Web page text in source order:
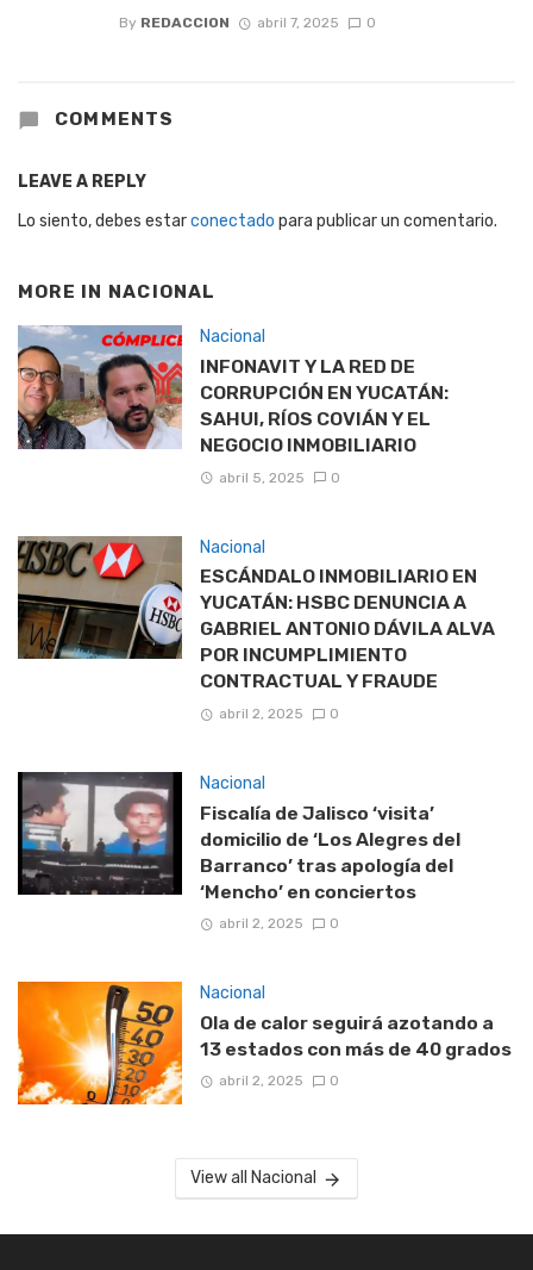
By REDACCION abril 7, 2025 0
COMMENTS
LEAVE A REPLY
Lo siento, debes estarconectado para publicar un comentario.
MORE IN NACIONAL
Nacional
INFONAVIT Y LA RED DE
CORRUPCIÓN EN YUCATÁN:
SAHUI, RÍOS COVIÁN Y EL
NEGOCIO INMOBILIARIO
abril 5, 2025 0
Nacional
ESCÁNDALO INMOBILIARIO EN
YUCATÁN: HSBC DENUNCIA A
GABRIEL ANTONIO DÁVILA ALVA
POR INCUMPLIMIENTO
CONTRACTUAL Y FRAUDE
abril 2, 2025 0
Nacional
Fiscalía de Jalisco ‘visita’
domicilio de ‘Los Alegres del
Barranco’ tras apología del
‘Mencho’ en conciertos
abril 2, 2025 0
Nacional
Ola de calor seguirá azotando a
13 estados con más de 40 grados
abril 2, 2025 0
View all Nacional